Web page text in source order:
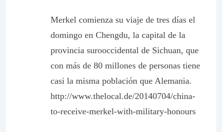
Merkel comienza su viaje de tres días el
domingo en Chengdu, la capital de la
provincia surooccidental de Sichuan, que
con más de 80 millones de personas tiene
casi la misma población que Alemania.
http://www.thelocal.de/20140704/china-
to-receive-merkel-with-military-honours